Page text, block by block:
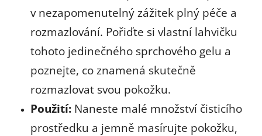
v nezapomenutelný zážitek plný péče a
rozmazlování. Pořiďte si vlastní lahvičku
tohoto jedinečného sprchového gelu a
poznejte, co znamená skutečně
rozmazlovat svou pokožku.
Použití: Naneste malé množství čisticího
prostředku a jemně masírujte pokožku,